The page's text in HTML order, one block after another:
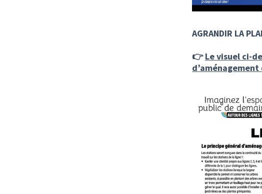
AGRANDIR LA
👉Le visuel ci-